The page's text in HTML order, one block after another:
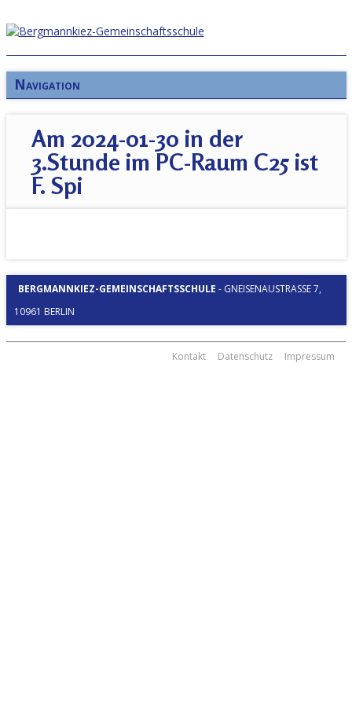
Navigation
Am 2024-01-30 in der
3.Stunde im PC-Raum C25 ist
F. Spi
BERGMANNKIEZ-GEMEINSCHAFTSSCHULE - GNEISENAUSTRASSE 7, 1
0961 BERLIN
Kontakt Datenschutz Impressum